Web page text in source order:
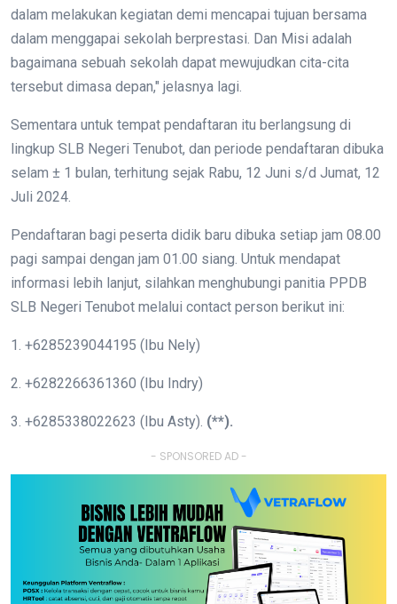
dalam melakukan kegiatan demi mencapai tujuan bersama
dalam menggapai sekolah berprestasi. Dan Misi adalah
bagaimana sebuah sekolah dapat mewujudkan cita-cita
tersebut dimasa depan," jelasnya lagi.
Sementara untuk tempat pendaftaran itu berlangsung di
lingkup SLB Negeri Tenubot, dan periode pendaftaran dibuka
selam ± 1 bulan, terhitung sejak Rabu, 12 Juni s/d Jumat, 12
Juli 2024.
Pendaftaran bagi peserta didik baru dibuka setiap jam 08.00
pagi sampai dengan jam 01.00 siang. Untuk mendapat
informasi lebih lanjut, silahkan menghubungi panitia PPDB
SLB Negeri Tenubot melalui contact person berikut ini:
1. +6285239044195 (Ibu Nely)
2. +6282266361360 (Ibu Indry)
3. +6285338022623 (Ibu Asty). (**).
- SPONSORED AD -